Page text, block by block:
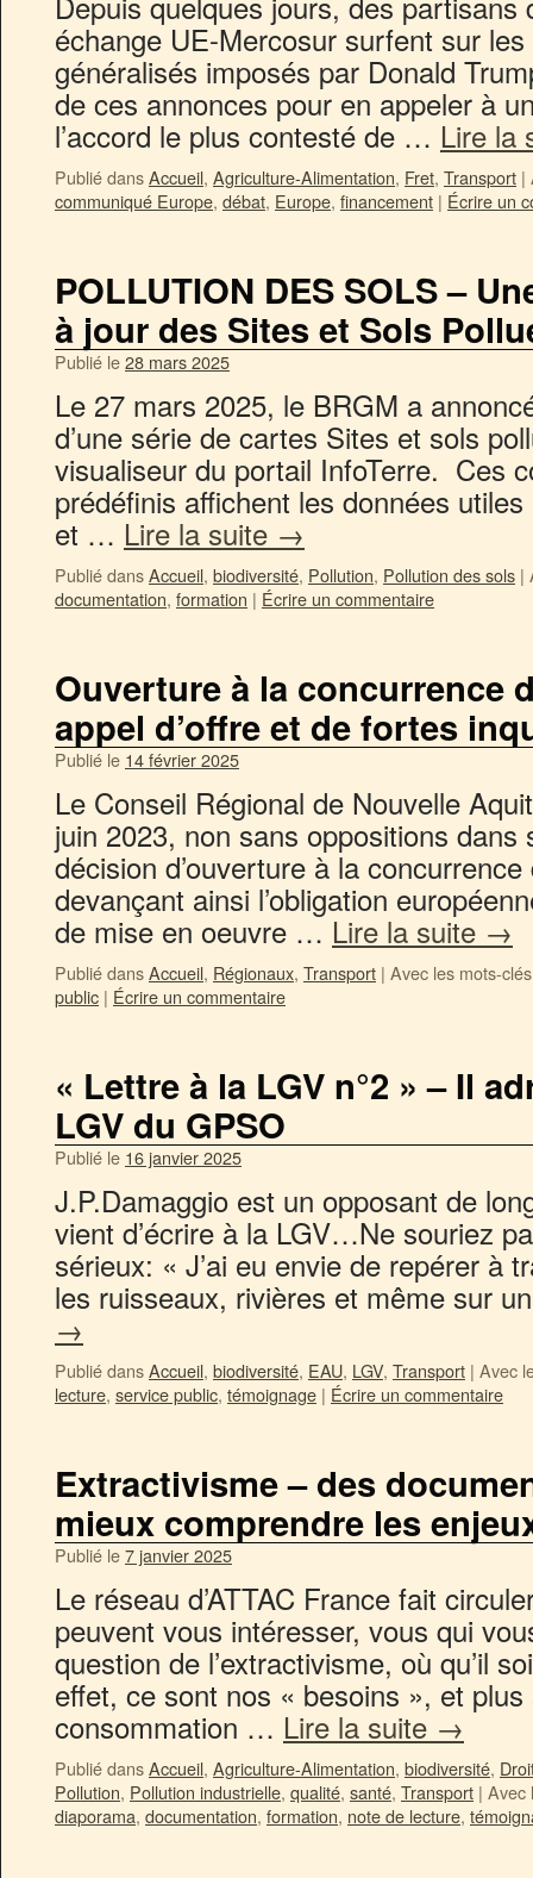
échange UE-Mercosur surfent sur
généralisés imposés par Donald
de ces annonces pour en appeler à
l’accord le plus contesté de … Lire la
Publié dansAccueil, Agriculture-Alimentation, Fret, Transport |
communiqué Europe, débat, Europe, financement | Écrire un
POLLUTION DES SOLS –
à jour des Sites et Sols
Publié le28 mars 2025
Le 27 mars 2025, le BRGM a
d’une série de cartes Sites et sols
visualiseur du portail InfoTerre. Ces
prédéfinis affichent les données
et … Lire la suite →
Publié dansAccueil, biodiversité, Pollution, Pollution des sols |
documentation, formation | Écrire un commentaire
Ouverture à la concurrence
appel d’offre et de fortes
Publié le 14 février 2025
Le Conseil Régional de Nouvelle
juin 2023, non sans oppositions dans
décision d’ouverture à la
devançant ainsi l’obligation
de mise en oeuvre … Lire la suite →
Publié dansAccueil, Régionaux, Transport | Avec les mots-clés
public | Écrire un commentaire
« Lettre à la LGV n°2 » – Il
LGV du GPSO
Publié le 16 janvier 2025
J.P.Damaggio est un opposant de
vient d’écrire à la LGV…Ne souriez
sérieux: « J’ai eu envie de repérer à
les ruisseaux, rivières et même sur
→
Publié dansAccueil, biodiversité, EAU, LGV, Transport | Avec
lecture, service public, témoignage | Écrire un commentaire
Extractivisme – des
mieux comprendre les
Publié le7 janvier 2025
Le réseau d’ATTAC France fait
peuvent vous intéresser, vous qui
question de l’extractivisme, où qu’il
effet, ce sont nos « besoins », et
consommation … Lire la suite →
Publié dansAccueil, Agriculture-Alimentation, biodiversité,
Pollution, Pollution industrielle, qualité, santé, Transport | Avec
diaporama, documentation, formation, note de lecture,